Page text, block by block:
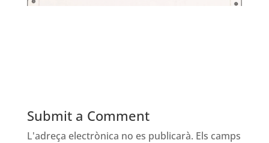
Submit a Comment
L'adreça electrònica no es publicarà. Els camps